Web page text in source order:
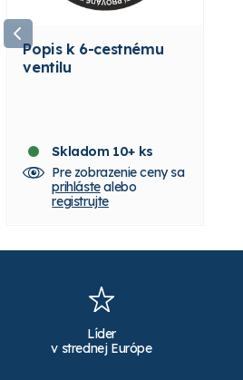
Popis k 6-cestnému
ventilu
Skladom 10+ ks
Pre zobrazenie ceny sa
prihlástealebo
registrujte
Líder
v strednej Európe